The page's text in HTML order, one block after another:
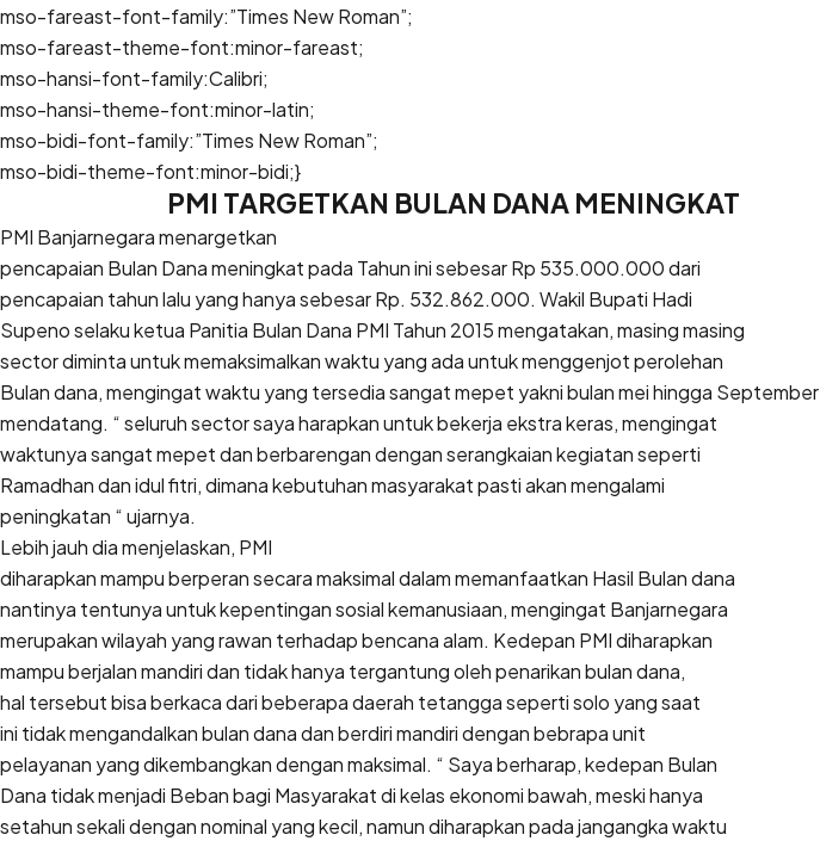
mso-fareast-font-family:”Times New Roman”;
mso-fareast-theme-font:minor-fareast;
mso-hansi-font-family:Calibri;
mso-hansi-theme-font:minor-latin;
mso-bidi-font-family:”Times New Roman”;
mso-bidi-theme-font:minor-bidi;}
PMI TARGETKAN BULAN DANA MENINGKAT
PMI Banjarnegara menargetkan
pencapaian Bulan Dana meningkat pada Tahun ini sebesar Rp 535.000.000 dari
pencapaian tahun lalu yang hanya sebesar Rp. 532.862.000. Wakil Bupati Hadi
Supeno selaku ketua Panitia Bulan Dana PMI Tahun 2015 mengatakan, masing masing
sector diminta untuk memaksimalkan waktu yang ada untuk menggenjot perolehan
Bulan dana, mengingat waktu yang tersedia sangat mepet yakni bulan mei hingga September
mendatang. “ seluruh sector saya harapkan untuk bekerja ekstra keras, mengingat
waktunya sangat mepet dan berbarengan dengan serangkaian kegiatan seperti
Ramadhan dan idul fitri, dimana kebutuhan masyarakat pasti akan mengalami
peningkatan “ ujarnya.
Lebih jauh dia menjelaskan, PMI
diharapkan mampu berperan secara maksimal dalam memanfaatkan Hasil Bulan dana
nantinya tentunya untuk kepentingan sosial kemanusiaan, mengingat Banjarnegara
merupakan wilayah yang rawan terhadap bencana alam. Kedepan PMI diharapkan
mampu berjalan mandiri dan tidak hanya tergantung oleh penarikan bulan dana,
hal tersebut bisa berkaca dari beberapa daerah tetangga seperti solo yang saat
ini tidak mengandalkan bulan dana dan berdiri mandiri dengan bebrapa unit
pelayanan yang dikembangkan dengan maksimal. “ Saya berharap, kedepan Bulan
Dana tidak menjadi Beban bagi Masyarakat di kelas ekonomi bawah, meski hanya
setahun sekali dengan nominal yang kecil, namun diharapkan pada jangangka waktu